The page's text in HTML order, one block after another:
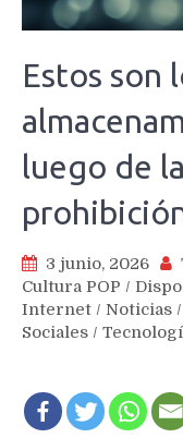
Estos son
luego de
3 junio, 2026
Cultura POP /
Internet / Noticias /
Sociales /